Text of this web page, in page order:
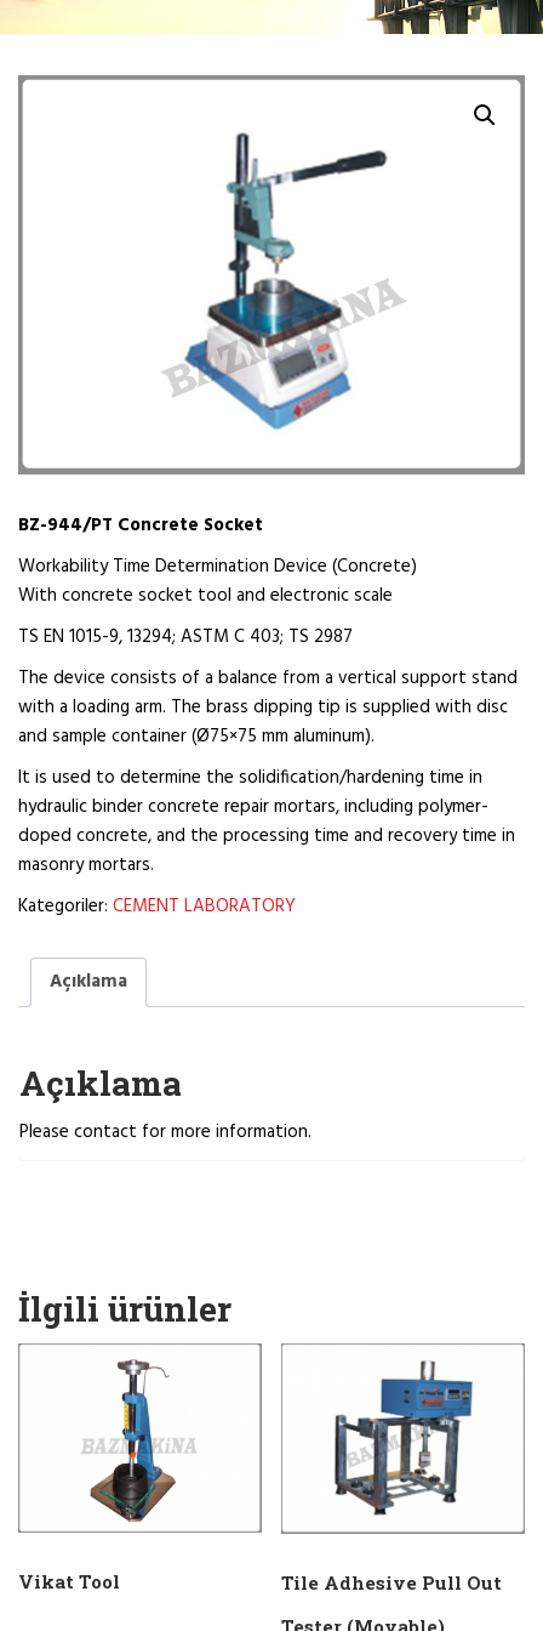
BZ-944/PT Concrete Socket
Workability Time Determination Device (Concrete)
With concrete socket tool and electronic scale
TS EN 1015-9, 13294; ASTM C 403; TS 2987
The device consists of a balance from a vertical support stand
with a loading arm. The brass dipping tip is supplied with disc
and sample container (Ø75×75 mm aluminum).
It is used to determine the solidification/hardening time in
hydraulic binder concrete repair mortars, including polymer-
doped concrete, and the processing time and recovery time in
masonry mortars.
Kategoriler: CEMENT LABORATORY
Açıklama
Açıklama
Please contact for more information.
İlgili ürünler
Vikat Tool
Tile Adhesive Pull Out